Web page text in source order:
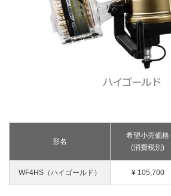
その他(コードレス)
蓄電池・充電器(コードレス)
締付け・穴あけ・ハツリ
切削・ホゾ穴
釘打機・エア工具
その他
背負式電源
水中ポンプ
エンジン工具・園芸工具用
エンジン工具・安全上のご注意
接続表・対応表
取扱説明書
形名
希望小売価格
(消費税別)
WF4HS（ハイゴールド） ¥ 105,700